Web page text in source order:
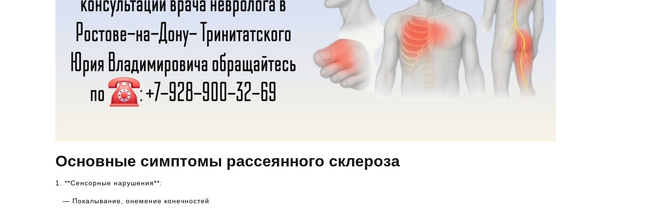
Основные симптомы рассеянного склероза
1. **Сенсорные нарушения**:
— Покалывание, онемение конечностей